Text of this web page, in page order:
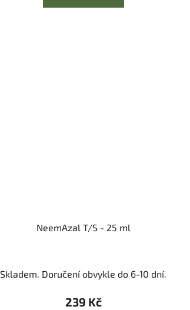
NeemAzal T/S - 25 ml
Skladem. Doručení obvykle do 6-10 dní.
239 Kč